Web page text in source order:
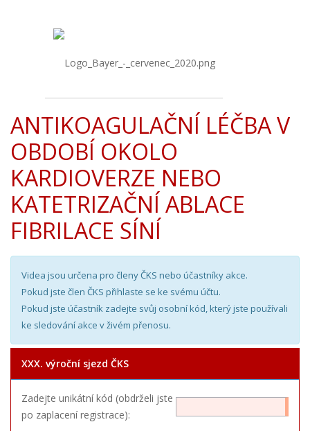
ANTIKOAGULAČNÍ LÉČBA V
OBDOBÍ OKOLO
KARDIOVERZE NEBO
KATETRIZAČNÍ ABLACE
FIBRILACE SÍNÍ
Videa jsou určena pro členy ČKS nebo účastníky akce.
Pokud jste člen ČKS přihlaste se ke svému účtu.
Pokud jste účastník zadejte svůj osobní kód, který jste používali
ke sledování akce v živém přenosu.
XXX. výroční sjezd ČKS
Zadejte unikátní kód (obdrželi jste
po zaplacení registrace):